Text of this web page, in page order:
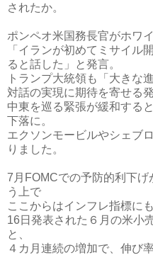
されたか。
ポンペオ米国務長官がホワ
「イランが初めてミサイル
ると話した」と発言。
トランプ大統領も「大きな
対話の実現に期待を寄せる
中東を巡る緊張が緩和する
下落に。
エクソンモービルやシェブ
りました。
7月FOMCでの予防的利下
う上で
ここからはインフレ指標に
16日発表された６月の米小
と、
４カ月連続の増加で、伸び